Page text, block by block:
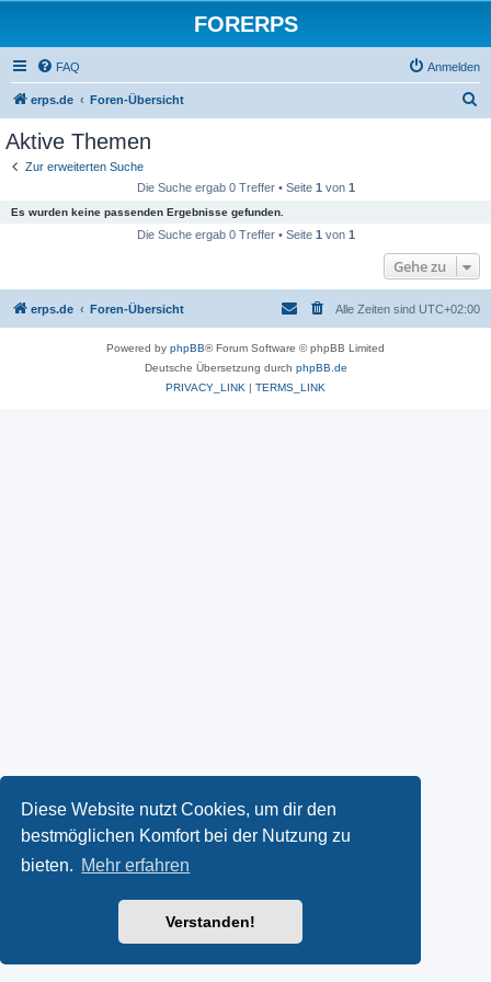
Diese Website nutzt Cookies, um dir den
bestmöglichen Komfort bei der Nutzung zu
bieten. Mehr erfahren
Verstanden!
FORERPS
FAQ Anmelden
erps.de Foren-Übersicht
Aktive Themen
Zur erweiterten Suche
Die Suche ergab 0 Treffer • Seite 1 von 1
Es wurden keine passenden Ergebnisse gefunden.
Die Suche ergab 0 Treffer • Seite 1 von 1
Gehe zu
erps.de Foren-Übersicht Alle Zeiten sind UTC+02:00
Powered by phpBB® Forum Software © phpBB Limited
Deutsche Übersetzung durch phpBB.de
PRIVACY_LINK | TERMS_LINK